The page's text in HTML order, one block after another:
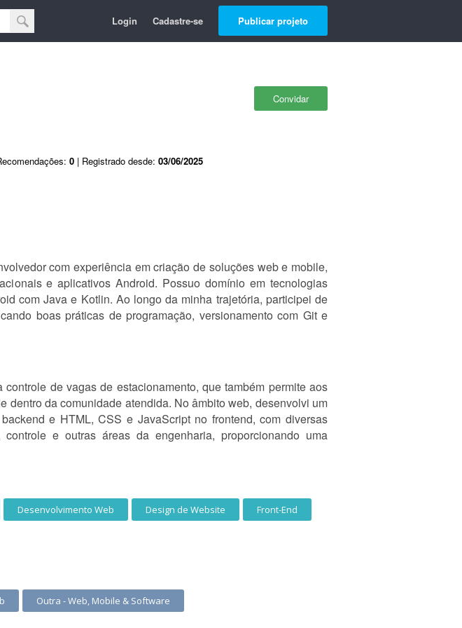
Login Cadastre-se Publicar projeto
Convidar
0 | Registrado desde: 03/06/2025
com experiência em criação de soluções web e mobile,
e aplicativos Android. Possuo domínio em tecnologias
com Java e Kotlin. Ao longo da minha trajetória, participei de
boas práticas de programação, versionamento com Git e
de vagas de estacionamento, que também permite aos
dentro da comunidade atendida. No âmbito web, desenvolvi um
e HTML, CSS e JavaScript no frontend, com diversas
e outras áreas da engenharia, proporcionando uma
Desenvolvimento Web Design de Website Front-End
Outra - Web, Mobile & Software